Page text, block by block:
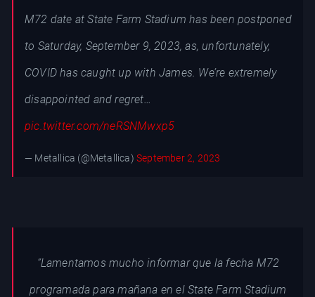
M72 date at State Farm Stadium has been postponed
to Saturday, September 9, 2023, as, unfortunately,
COVID has caught up with James. We’re extremely
disappointed and regret…
pic.twitter.com/neRSNMwxp5
— Metallica (@Metallica) September 2, 2023
“Lamentamos mucho informar que la fecha M72
programada para mañana en el State Farm Stadium